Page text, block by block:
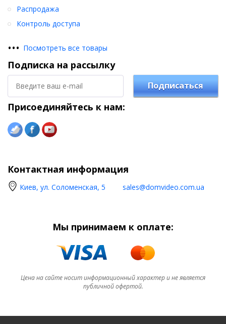
Распродажа
Контроль доступа
••• Посмотреть все товары
Подписка на рассылку
Подписаться
Присоединяйтесь к нам:
Контактная информация
Киев, ул. Соломенская, 5 sales@domvideo.com.ua
Мы принимаем к оплате:
Цена на сайте носит информационный характер и не является
публичной офертой.